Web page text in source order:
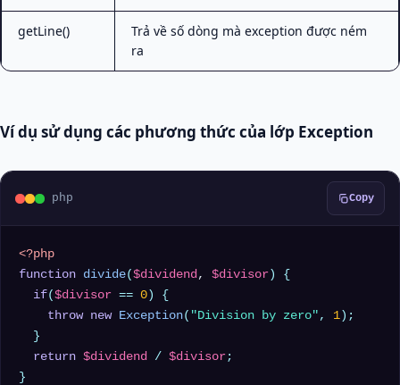
getLine()
Trả về số dòng mà exception được ném
ra
Ví dụ sử dụng các phương thức của lớp Exception
php Copy
<?php
function divide( $dividend, $divisor ) {
if( $divisor == 0 ) {
throw new Exception( "Division by zero" , 1 );
  }
return $dividend / $divisor;
}